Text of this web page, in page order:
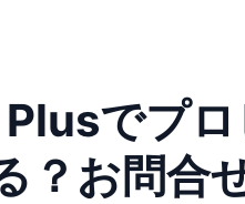
でプ
？お問合